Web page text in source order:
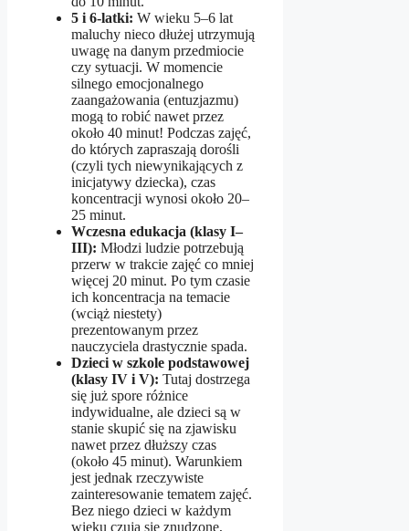
5 i 6-latki: W wieku 5–6 lat
maluchy nieco dłużej utrzymują
uwagę na danym przedmiocie
czy sytuacji. W momencie
silnego emocjonalnego
zaangażowania (entuzjazmu)
mogą to robić nawet przez
około 40 minut! Podczas zajęć,
do których zapraszają dorośli
(czyli tych niewynikających z
inicjatywy dziecka), czas
koncentracji wynosi około 20–
25 minut.
Wczesna edukacja (klasy I–
III): Młodzi ludzie potrzebują
przerw w trakcie zajęć co mniej
więcej 20 minut. Po tym czasie
ich koncentracja na temacie
(wciąż niestety)
prezentowanym przez
nauczyciela drastycznie spada.
Dzieci w szkole podstawowej
(klasy IV i V): Tutaj dostrzega
się już spore różnice
indywidualne, ale dzieci są w
stanie skupić się na zjawisku
nawet przez dłuższy czas
(około 45 minut). Warunkiem
jest jednak rzeczywiste
zainteresowanie tematem zajęć.
Bez niego dzieci w każdym
wieku czują się znudzone,